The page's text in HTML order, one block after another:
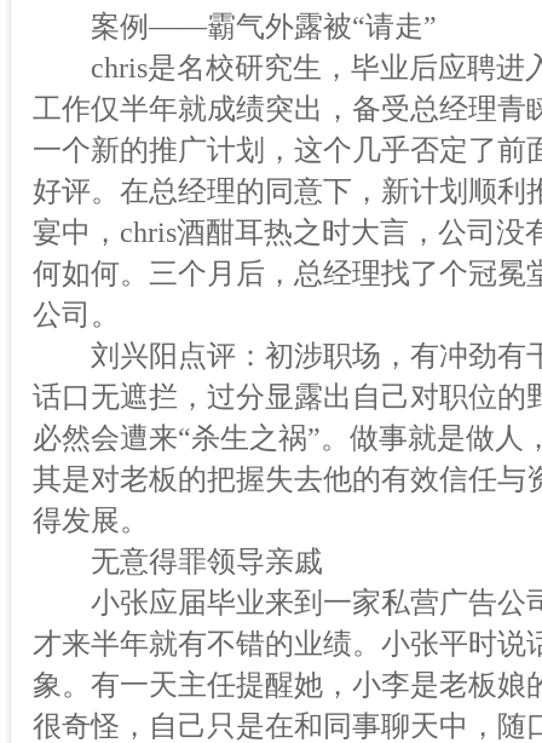
案例——霸气外露被“请走”
chris是名校研究生，毕业后应聘进
工作仅半年就成绩突出，备受总经理
一个新的推广计划，这个几乎否定了
好评。在总经理的同意下，新计划顺
宴中，chris酒酣耳热之时大言，公司
何如何。三个月后，总经理找了个冠冕
公司。
刘兴阳点评：初涉职场，有冲劲有
话口无遮拦，过分显露出自己对职位
必然会遭来“杀生之祸”。做事就是做
其是对老板的把握失去他的有效信任
得发展。
无意得罪领导亲戚
小张应届毕业来到一家私营广告公
才来半年就有不错的业绩。小张平时
象。有一天主任提醒她，小李是老板
很奇怪，自己只是在和同事聊天中，